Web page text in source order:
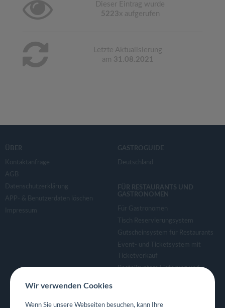
Dieser Eintrag wurde
5223x aufgerufen
Letzte Aktualisierung
am 31.08.2021
ÜBER
Kontaktanfrage
AGB
Datenschutzerklärung
APP- & Benutzerdaten löschen
Impressum
GASTROGUIDE
Deutschland
FÜR RESTAURANTS UND
GASTRONOMEN
Für Gastronomen
Tisch Reservierungsystem
Gutscheinsystem für Restaurants
Event- und Ticketsystem mit
Ticketverkauf
Bestellsystem Lieferung und
Eigene App für Restaurant
Wir verwenden Cookies
Wenn Sie unsere Webseiten besuchen, kann Ihre